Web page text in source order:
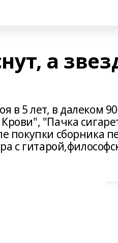
а
5 лет, в далеком
"Пачка
покупки сборника
с